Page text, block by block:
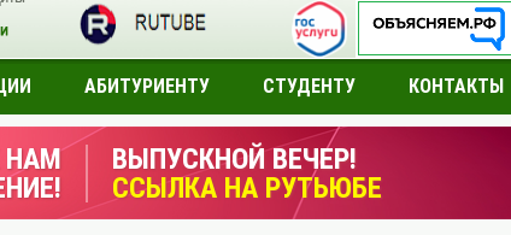
АБИТУРИЕНТУ СТУДЕНТУ КОНТАКТЫ
НАМ
ВЫПУСКНОЙ ВЕЧЕР!
ССЫЛКА НА РУТЬЮБЕ